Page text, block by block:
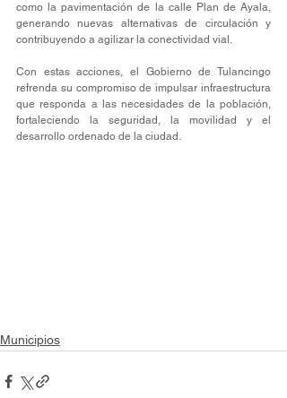
como la pavimentación de la calle Plan de Ayala,
generando nuevas alternativas de circulación y
contribuyendo a agilizar la conectividad vial.
Con estas acciones, el Gobierno de Tulancingo
refrenda su compromiso de impulsar infraestructura
que responda a las necesidades de la población,
fortaleciendo la seguridad, la movilidad y el
desarrollo ordenado de la ciudad.
Municipios